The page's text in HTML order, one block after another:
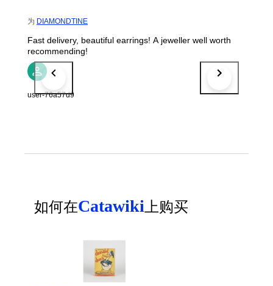
为 DIAMONDTINE
Fast delivery, beautiful earrings! A jeweller well worth
recommending!
user-76a57d9
如何在Catawiki 上购买